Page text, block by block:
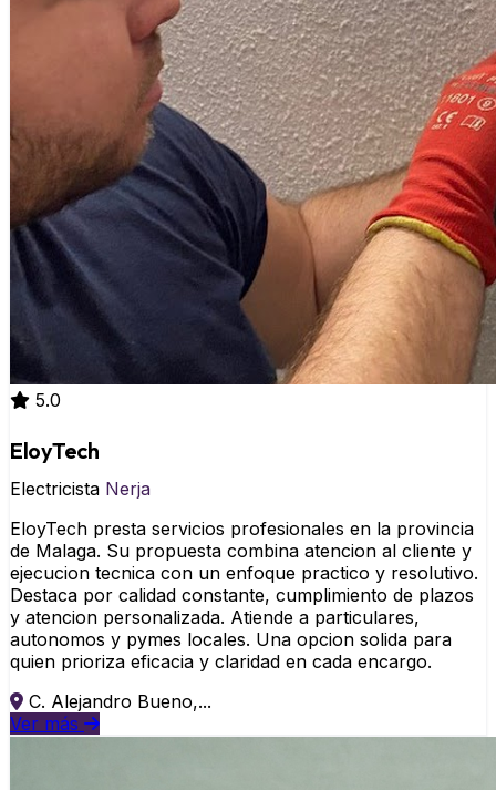
5.0
EloyTech
Electricista Nerja
EloyTech presta servicios profesionales en la provincia
de Malaga. Su propuesta combina atencion al cliente y
ejecucion tecnica con un enfoque practico y resolutivo.
Destaca por calidad constante, cumplimiento de plazos
y atencion personalizada. Atiende a particulares,
autonomos y pymes locales. Una opcion solida para
quien prioriza eficacia y claridad en cada encargo.
C. Alejandro Bueno,...
Ver más